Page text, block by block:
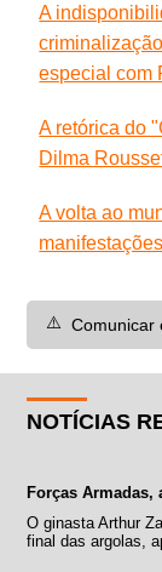
A
especial com
A retórica do
Dilma
A volta ao
manifestações
⚠️ Comunicar
NOTÍCIAS
Forças Armadas,
O ginasta Arthur
final das argolas,